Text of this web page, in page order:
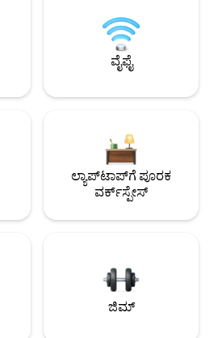
ವೈಫೈ
ಲ್ಯಾಪ್‌ಟಾಪ್‌ಗೆ ಪೂರಕ
ವರ್ಕ್‌ಸ್ಪೇಸ್
ಜಿಮ್